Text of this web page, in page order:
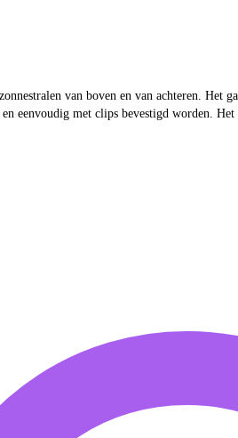
van boven en van achteren. Het
eenvoudig met clips bevestigd worden.